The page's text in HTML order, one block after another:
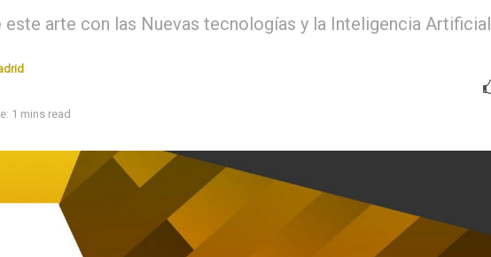
este arte con las Nuevas tecnologías y la Inteligencia Artificial
1 mins read